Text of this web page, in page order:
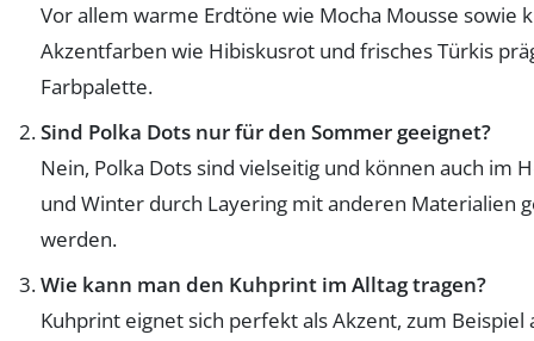
Vor allem warme Erdtöne wie Mocha Mousse sowie
Akzentfarben wie Hibiskusrot und frisches Türkis
Farbpalette.
Sind Polka Dots nur für den Sommer geeignet?
Nein, Polka Dots sind vielseitig und können auch im
und Winter durch Layering mit anderen Materialien
werden.
Wie kann man den Kuhprint im Alltag tragen?
Kuhprint eignet sich perfekt als Akzent, zum Beispiel